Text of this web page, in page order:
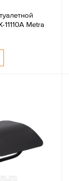
Metra